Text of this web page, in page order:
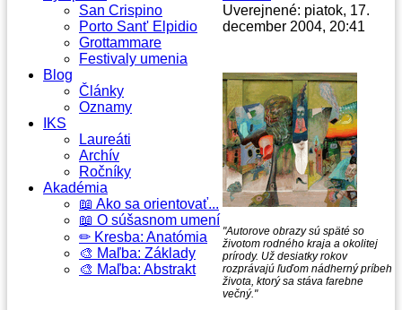
San Crispino
Porto Sant' Elpidio
Grottammare
Festivaly umenia
Blog
Články
Oznamy
IKS
Laureáti
Archív
Ročníky
Akadémia
📖 Ako sa orientovať...
📖 O súšasnom umení
✏ Kresba: Anatómia
🎨 Maľba: Základy
🎨 Maľba: Abstrakt
Uverejnené: piatok, 17.
december 2004, 20:41
"Autorove obrazy sú späté so
životom rodného kraja a okolitej
prírody. Už desiatky rokov
rozprávajú ľuďom nádherný príbeh
života, ktorý sa stáva farebne
večný."